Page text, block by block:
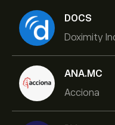
DOCS
Doximity
ANA.MC
Acciona